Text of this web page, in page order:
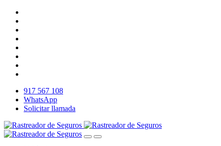
917 567 108
WhatsApp
Solicitar llamada